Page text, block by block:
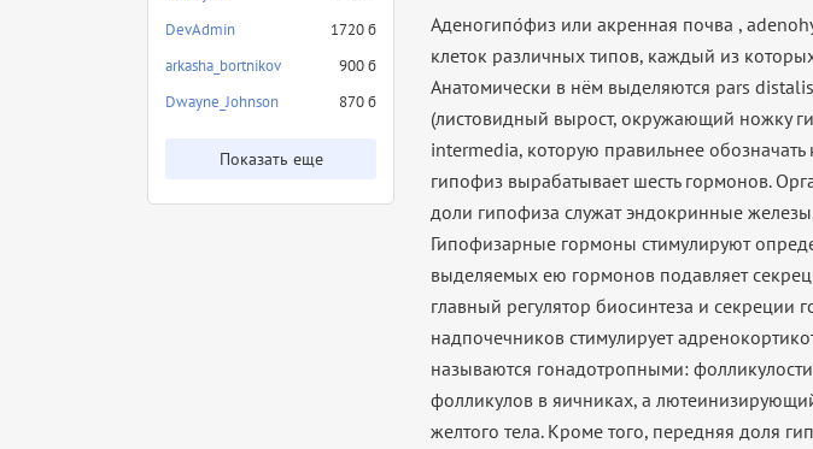
DevAdmin
1720 б
arkasha_bortnikov
900 б
Dwayne_Johnson
870 б
Показать еще
Аденогипо́физ или акренная почва ,
клеток различных типов, каждый из
Анатомически в нём выделяются pars
(листовидный вырост, окружающий ножку
intermedia, которую правильнее
гипофиз вырабатывает шесть гормонов.
доли гипофиза служат эндокринные
Гипофизарные гормоны стимулируют
выделяемых ею гормонов подавляет
главный регулятор биосинтеза и
надпочечников стимулирует
называются гонадотропными:
фолликулов в яичниках, а
желтого тела. Кроме того, передняя доля